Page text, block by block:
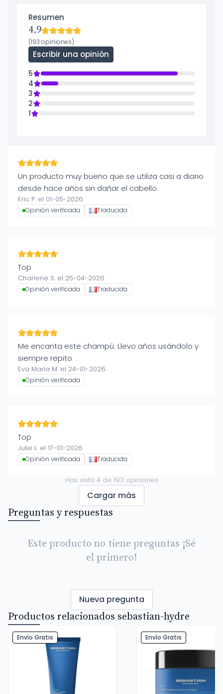
Resumen
4.9
(193 opiniones)
Escribir una opinión
5
4
3
2
1
Un producto muy bueno que se utiliza casi a diario
desde hace años sin dañar el cabello.
Eric P. el 01-05-2026
Opinión verificada Traducida
Top
Charlene S. el 25-04-2026
Opinión verificada Traducida
Me encanta este champú. Llevo años usándolo y
siempre repito
Eva María M. el 24-01-2026
Opinión verificada
Top
Julie L. el 17-01-2026
Opinión verificada Traducida
Has visto 4de 193 opiniones
Cargar más
Preguntas y respuestas
Este producto no tiene preguntas ¡Sé
el primero!
Nueva pregunta
Productos relacionados sebastian-hydre
Envío Gratis Envío Gratis